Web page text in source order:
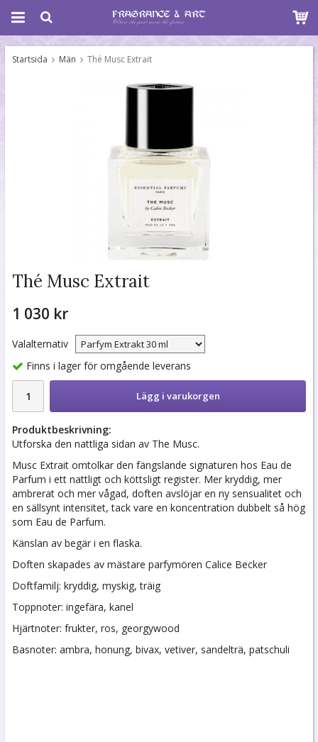
Startsida Män Thé Musc Extrait
Thé Musc Extrait
1 030 kr
Valalternativ
Finns i lager för omgående leverans
Lägg i varukorgen
Produktbeskrivning:
Utforska den nattliga sidan av The Musc.
Musc Extrait omtolkar den fängslande signaturen hos Eau de
Parfum i ett nattligt och köttsligt register. Mer kryddig, mer
ambrerat och mer vågad, doften avslöjar en ny sensualitet och
en sällsynt intensitet, tack vare en koncentration dubbelt så hög
som Eau de Parfum.
Känslan av begär i en flaska.
Doften skapades av mästare parfymören Calice Becker
Doftfamilj: kryddig, myskig, träig
Toppnoter: ingefära, kanel
Hjärtnoter: frukter, ros, georgywood
Basnoter: ambra, honung, bivax, vetiver, sandelträ, patschuli